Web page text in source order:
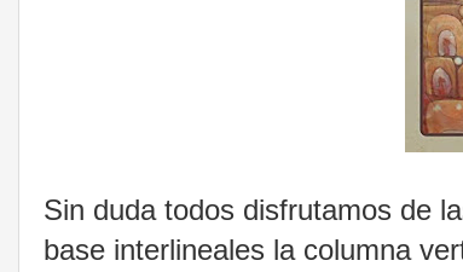
Sin duda todos disfrutamos de
base interlineales la columna